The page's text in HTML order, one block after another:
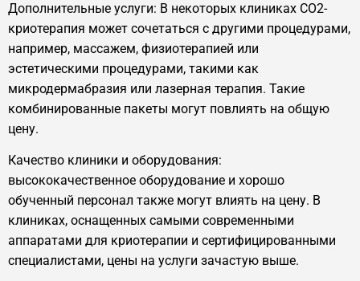
Дополнительные услуги: В некоторых клиниках CO2-
криотерапия может сочетаться с другими процедурами,
например, массажем, физиотерапией или
эстетическими процедурами, такими как
микродермабразия или лазерная терапия. Такие
комбинированные пакеты могут повлиять на общую
цену.
Качество клиники и оборудования:
высококачественное оборудование и хорошо
обученный персонал также могут влиять на цену. В
клиниках, оснащенных самыми современными
аппаратами для криотерапии и сертифицированными
специалистами, цены на услуги зачастую выше.